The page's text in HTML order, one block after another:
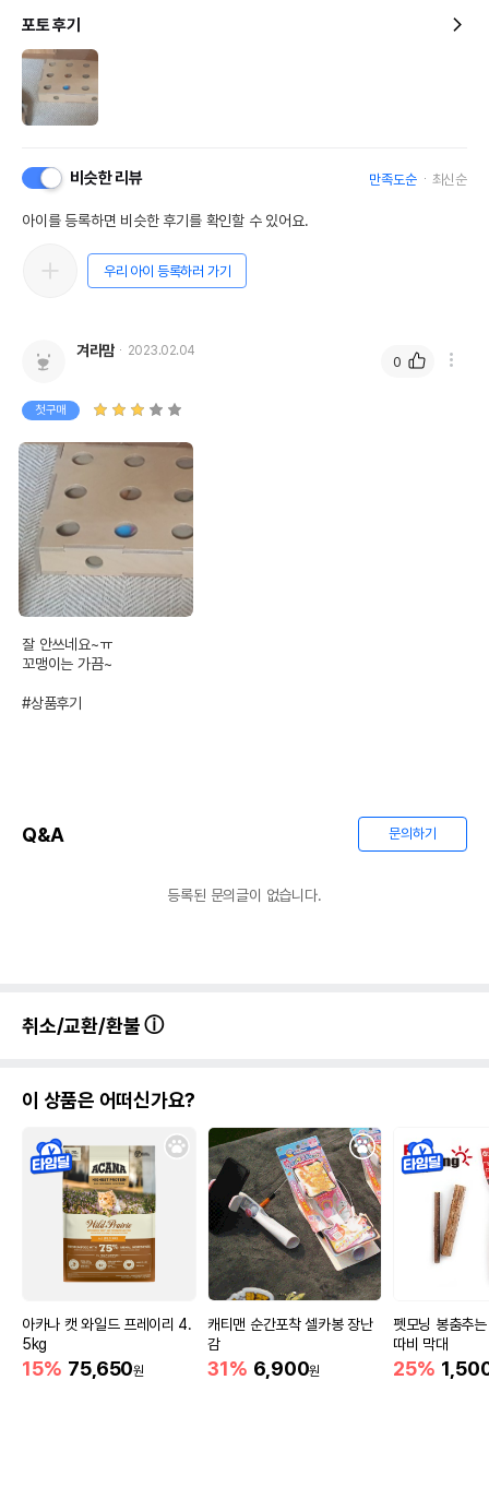
포토 후기
비슷한 리뷰 만족도순 최신순
아이를 등록하면 비슷한 후기를 확인할 수 있어요.
우리 아이 등록하러 가기
겨라맘 2023.02.04
첫구매
잘 안쓰네요~ㅠ
꼬맹이는 가끔~
#상품후기
0
Q&A 문의하기
등록된 문의글이 없습니다.
취소/교환/환불
이 상품은 어떠신가요?
아카나 캣 와일드 프레이리 4.
5kg
15% 75,650원
캐티맨 순간포착 셀카봉 장난
감
31% 6,900원
펫모닝 봉춤추
따비 막대
25%